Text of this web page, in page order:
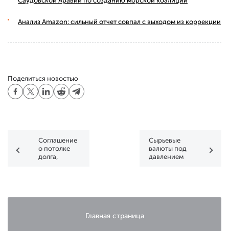
Анализ Amazon: сильный отчет совпал с выходом из коррекции
Поделиться новостью
Соглашение
о потолке
долга,
Эрдогана —
Сырьевые
валюты под
давлением
Главная страница